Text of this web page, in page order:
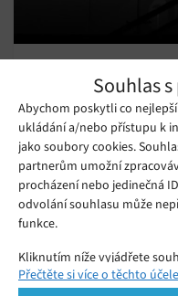
Souhlas
Abychom poskytli co
ukládání a/nebo přístupu k
jako soubory cookies.
partnerům umožní
procházení nebo jedinečná
odvolání souhlasu může
funkce.
Kliknutím níže vyjádřete
podrobnější rozhodnutí.
Přečtěte si více o těchto
gigantem Epic,
Pondělí 11. 10. 2021 Redakce
Vítězství-nevítězství –
dosavadní výsledky
výhru, nyní mění pozice a